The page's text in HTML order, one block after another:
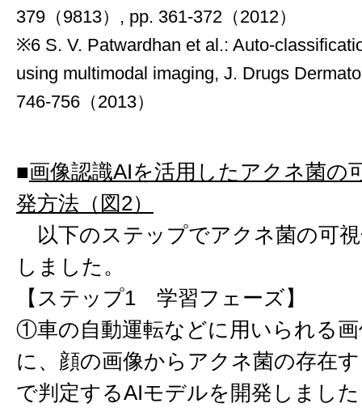
379（9813）, pp. 361-372（2012）
※6 S. V. Patwardhan et al.: Auto-
using multimodal imaging, J. Drugs
746-756（2013）
■画像認識AIを活用したアクネ菌の
発方法（図2）
以下のステップでアクネ菌の可
しました。
【ステップ1 学習フェーズ】
①車の自動運転などに用いられる画
に、顔の画像からアクネ菌の存在
で判定するAIモデルを開発しまし